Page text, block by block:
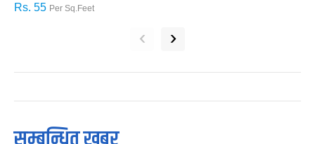
Rs. 55 Per Sq.Feet
‹ ›